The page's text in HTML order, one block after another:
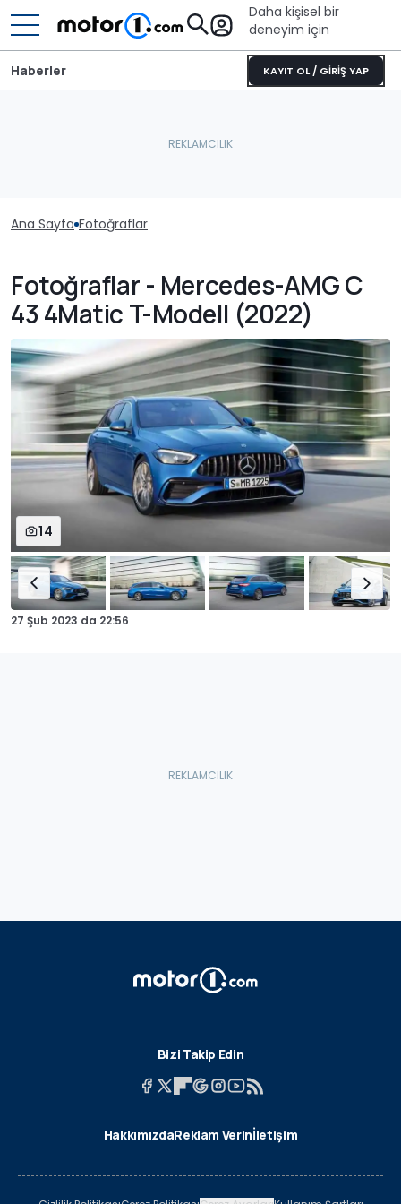
Daha kişisel bir
deneyim için
KAYIT OL / GİRİŞ YAP
Haberler
Ana Sayfa Fotoğraflar
Fotoğraflar - Mercedes-AMG C
43 4Matic T-Modell (2022)
14
27 Şub 2023 da 22:56
Bizi Takip Edin
HakkımızdaReklam Verinİletişim